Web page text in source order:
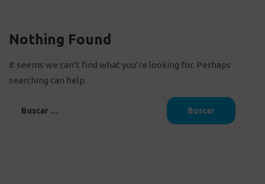
Nothing Found
It seems we can’t find what you’re looking for. Perhaps
searching can help.